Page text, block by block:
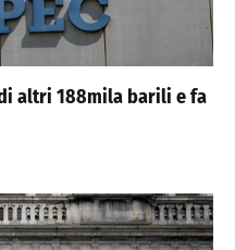
altri 188mila barili e fa